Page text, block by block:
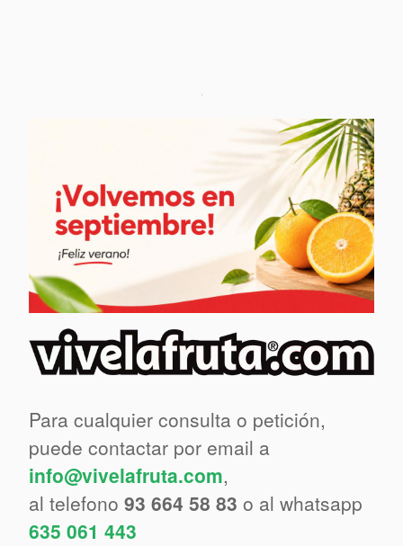
Para cualquier consulta o petición,
puede contactar por email a
info@vivelafruta.com,
al telefono 93 664 58 83 o al whatsapp
635 061 443